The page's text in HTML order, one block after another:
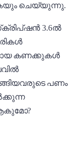
ചെയ്യുന്നു.
3.6ൽ
കണക്കുകൾ
പണം